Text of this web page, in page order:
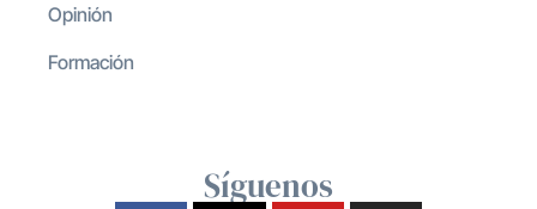
Opinión
Formación
Síguenos